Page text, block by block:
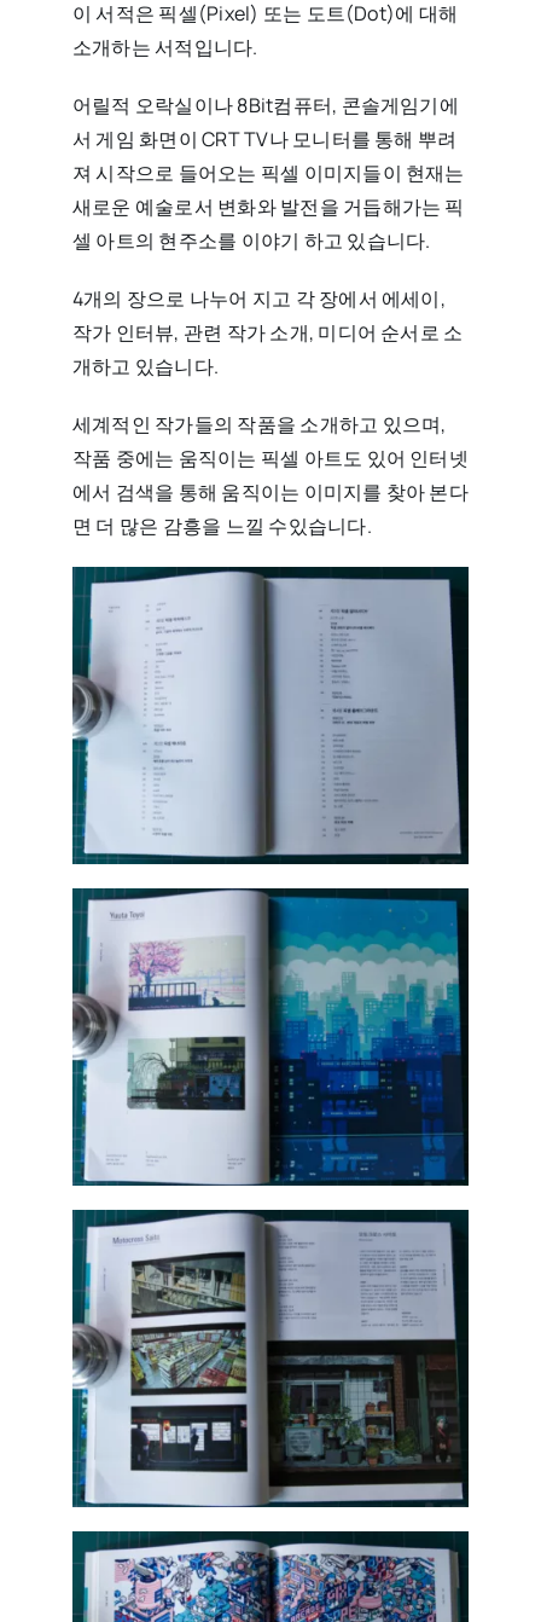
이 서적은 픽셀(Pixel) 또는 도트(Dot)에 대해
소개하는 서적입니다.
어릴적 오락실이나 8Bit컴퓨터, 콘솔게임기에
서 게임 화면이 CRT TV나 모니터를 통해 뿌려
져 시작으로 들어오는 픽셀 이미지들이 현재는
새로운 예술로서 변화와 발전을 거듭해가는 픽
셀 아트의 현주소를 이야기 하고 있습니다.
4개의 장으로 나누어 지고 각 장에서 에세이,
작가 인터뷰, 관련 작가 소개, 미디어 순서로 소
개하고 있습니다.
세계적인 작가들의 작품을 소개하고 있으며,
작품 중에는 움직이는 픽셀 아트도 있어 인터넷
에서 검색을 통해 움직이는 이미지를 찾아 본다
면 더 많은 감흥을 느낄 수있습니다.